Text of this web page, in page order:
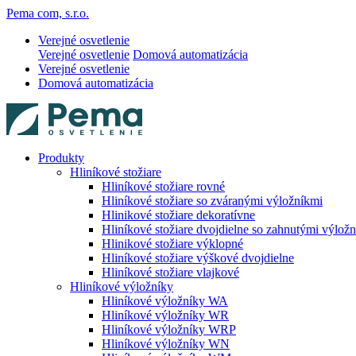
Pema com, s.r.o.
Verejné osvetlenie
Verejné osvetlenie Domová automatizácia
Verejné osvetlenie
Domová automatizácia
Produkty
Hliníkové stožiare
Hliníkové stožiare rovné
Hliníkové stožiare so zváranými výložníkmi
Hlinikové stožiare dekoratívne
Hliníkové stožiare dvojdielne so zahnutými
Hlinikové stožiare výklopné
Hliníkové stožiare výškové dvojdielne
Hliníkové stožiare vlajkové
Hliníkové výložníky
Hliníkové výložníky WA
Hliníkové výložníky WR
Hliníkové výložníky WRP
Hliníkové výložníky WN